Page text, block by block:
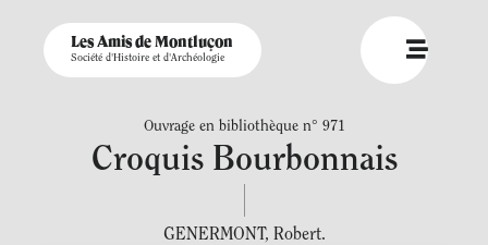
Les Amis de Montluçon
Société d'Histoire et d'Archéologie
Ouvrage en bibliothèque n° 971
Croquis Bourbonnais
GENERMONT, Robert.